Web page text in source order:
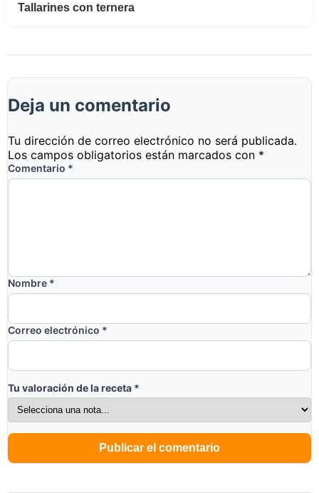
Tallarines con ternera
Deja un comentario
Tu dirección de correo electrónico no será publicada.
Los campos obligatorios están marcados con *
Comentario *
Nombre *
Correo electrónico *
Tu valoración de la receta *